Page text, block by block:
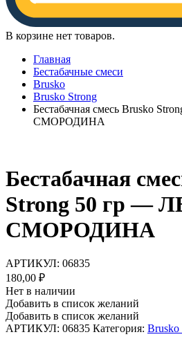
В корзине нет товаров.
Главная
Бестабачные смеси
Brusko
Brusko Strong
Бестабачная смесь Brusko
СМОРОДИНА
Бестабачная
Strong 50 гр —
СМОРОДИНА
АРТИКУЛ: 06835
180,00 ₽
Нет в наличии
Добавить в список желаний
Добавить в список желаний
АРТИКУЛ: 06835 Категория: Brusko